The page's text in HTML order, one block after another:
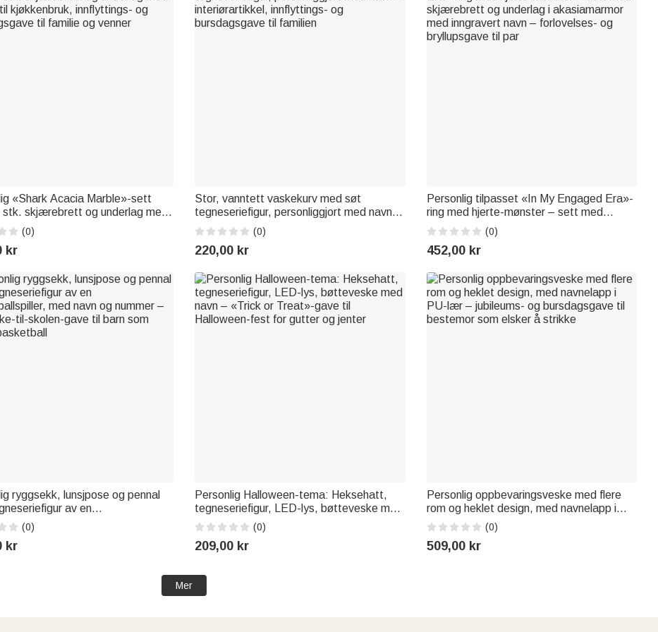
«Shark Acacia Marble»-sett
stk. skjærebrett og underlag med
kjøkkenbruk, innflyttings- og
til familie og venner
(0)
kr
Stor, vanntett vaskekurv med søt
tegneseriefigur, personliggjort med navn –
interiørartikkel, innflyttings- og
bursdagsgave til familien
(0)
220,00 kr
Personlig tilpasset «In My Engaged Era»-
ring med hjerte-mønster – sett med
skjærebrett og underlag i akasiamarmor
med inngravert navn – forlovelses- og
bryllupsgave til par
(0)
452,00 kr
ryggsekk, lunsjpose og pennal
av en
med navn og nummer –
til-skolen-gave til barn som
(0)
kr
Personlig Halloween-tema: Heksehatt,
tegneseriefigur, LED-lys, bøtteveske med
navn – «Trick or Treat»-gave til
Halloween-fest for gutter og jenter
(0)
209,00 kr
Personlig oppbevaringsveske med flere
rom og heklet design, med navnelapp i
PU-lær – jubileums- og bursdagsgave til
bestemor som elsker å strikke
(0)
509,00 kr
Mer